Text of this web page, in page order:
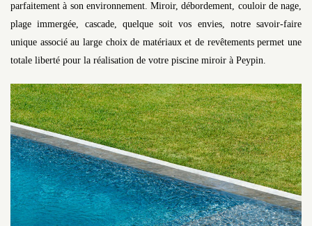
parfaitement à son environnement. Miroir, débordement, couloir de nage,
plage immergée, cascade, quelque soit vos envies, notre savoir-faire
unique associé au large choix de matériaux et de revêtements permet une
totale liberté pour la réalisation de votre piscine miroir à Peypin.